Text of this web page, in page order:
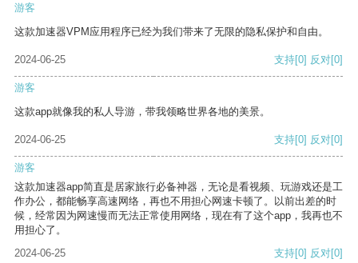
游客
这款加速器VPM应用程序已经为我们带来了无限的隐私保护和自由。
2024-06-25 支持[0] 反对[0]
游客
这款app就像我的私人导游，带我领略世界各地的美景。
2024-06-25 支持[0] 反对[0]
游客
这款加速器app简直是居家旅行必备神器，无论是看视频、玩游戏还是工
作办公，都能畅享高速网络，再也不用担心网速卡顿了。以前出差的时
候，经常因为网速慢而无法正常使用网络，现在有了这个app，我再也不
用担心了。
2024-06-25
支持[0] 反对[0]